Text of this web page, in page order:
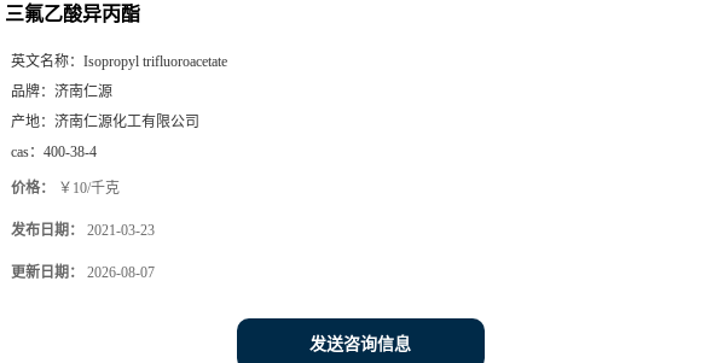
三氟乙酸异丙酯
英文名称： Isopropyl trifluoroacetate
品牌： 济南仁源
产地： 济南仁源化工有限公司
cas： 400-38-4
价格： ￥10/千克
发布日期： 2021-03-23
更新日期： 2026-08-07
发送咨询信息